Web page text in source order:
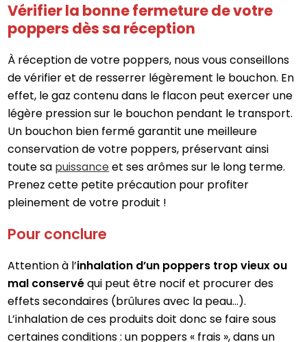
Vérifier la bonne fermeture de votre
poppers dès sa réception
À réception de votre poppers, nous vous conseillons
de vérifier et de resserrer légèrement le bouchon. En
effet, le gaz contenu dans le flacon peut exercer une
légère pression sur le bouchon pendant le transport.
Un bouchon bien fermé garantit une meilleure
conservation de votre poppers, préservant ainsi
toute sa puissanceet ses arômes sur le long terme.
Prenez cette petite précaution pour profiter
pleinement de votre produit !
Pour conclure
Attention à l’inhalation d’un poppers trop vieux ou
mal conservéqui peut être nocif et procurer des
effets secondaires (brûlures avec la peau…).
L’inhalation de ces produits doit donc se faire sous
certaines conditions : un poppers « frais », dans un